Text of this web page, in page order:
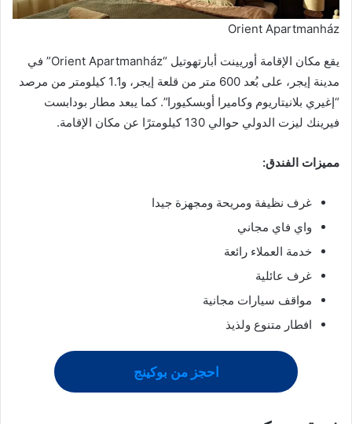
Orient Apartmanház
يقع مكان الإقامة أوريينت أبارتهوتيل “Orient Apartmanház” في
مدينة إيجر، على بُعد 600 متر من قلعة إيجر، و1.1 كيلومتر من مرصد
“إغيري بلانيتاريوم وكاميرا أوبسكيورا”. كما يبعد مطار بودابست
فيرينك ليزت الدولي حوالي 130 كيلومترًا عن مكان الإقامة.
مميزات الفندق:
غرف نظيفة ومريحة ومجهزة جيدا
واي فاي مجاني
خدمة العملاء رائعة
غرف عائلية
مواقف سيارات مجانية
افطار متنوع ولذيذ
احجز من بوكينج